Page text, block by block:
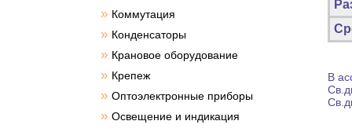
» Коммутация
» Конденсаторы
» Крановое оборудование
» Крепеж
» Оптоэлектронные приборы
» Освещение и индикация
В